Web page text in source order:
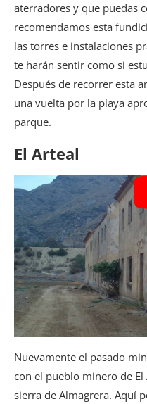
aterradores y que puedas
recomendamos esta
las torres e instalaciones
te harán sentir como si
Después de recorrer esta
una vuelta por la playa
parque.
El Arteal
Nuevamente el pasado
con el pueblo minero de El
sierra de Almagrera. Aquí